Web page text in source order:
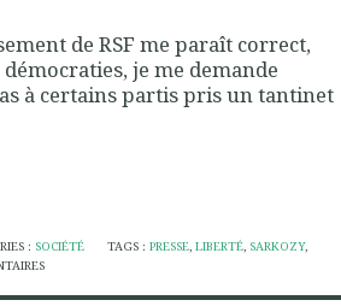
de RSF me paraît correct,
je me demande
à certains partis pris un tantinet
: SOCIÉTÉ TAGS :PRESSE,LIBERTÉ, SARKOZY,